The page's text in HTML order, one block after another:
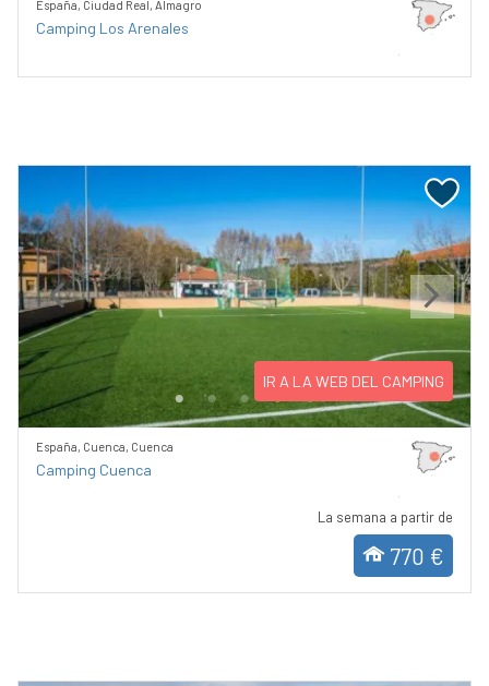
España, Ciudad Real, Almagro
Camping Los Arenales
Previous Next
IR A LA WEB DEL CAMPING
España, Cuenca, Cuenca
Camping Cuenca
La semana a partir de
770 €